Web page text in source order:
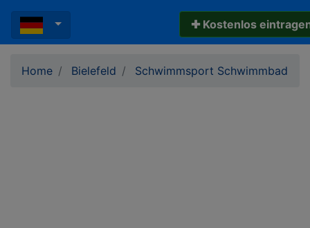
✚ Kostenlos
Home Bielefeld Schwimmsport Schwimmbad